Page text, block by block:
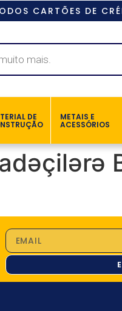
CARTÕES DE
DE METAIS E
ACESSÓRIOS